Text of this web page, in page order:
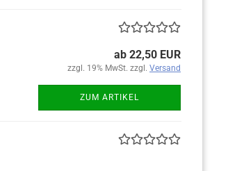
ab 22,50 EUR
zzgl. 19% MwSt. zzgl. Versand
ZUM ARTIKEL